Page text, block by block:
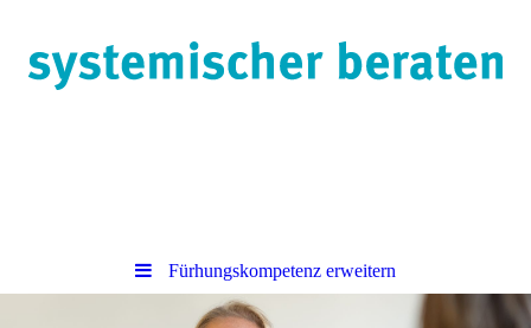
Fürhungskompetenz erweitern